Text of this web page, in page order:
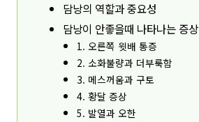
담낭의 역할과 중요성
담낭이 안좋을때 나타나는 증상
1. 오른쪽 윗배 통증
2. 소화불량과 더부룩함
3. 메스꺼움과 구토
4. 황달 증상
5. 발열과 오한